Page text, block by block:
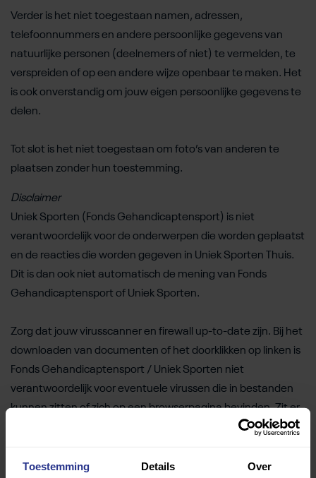
Toestemming Details Over
Verder is het niet toegestaan namen, adressen,
telefoonnummers en andere persoonlijke gegevens van
natuurlijke personen (deelnemers of niet) te vermelden, te
verspreiden of op een andere wijze openbaar te maken. Het
is ook onverstandig om jouw eigen persoonlijke gegevens te
delen.
Tot slot is het niet toegestaan om foto’s van anderen te
plaatsen zonder hun toestemming.
Disclaimer
Uniek Sporten (Fonds Gehandicaptensport) is niet
verantwoordelijk voor de onderwerpen die worden geplaatst
en de reacties die worden gegeven in Uniek Sporten Thuis.
Dit is dan ook niet automatisch de mening van Fonds
Gehandicaptensport of Uniek Sporten.
Zorg dat jouw virusscanner en firewall up-to-date zijn. Bij het
downloaden van documenten of het doorklikken op linken is
Fonds Gehandicaptensport / Uniek Sporten niet
verantwoordelijk voor eventuele virussen die in bestanden
kunnen zitten of zich op een browserpagina bevinden. Zit er
een virus in een bestand of link? Meld dit dan bij de